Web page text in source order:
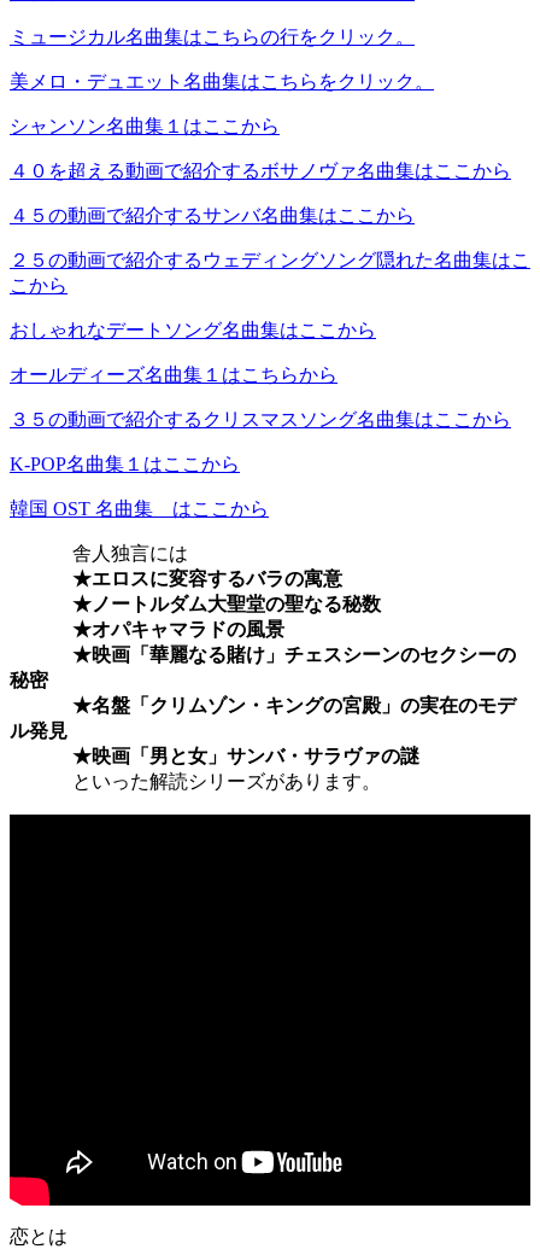
ミュージカル名曲集はこちらの行をクリック。
美メロ・デュエット名曲集はこちらをクリック。
シャンソン名曲集１はここから
４０を超える動画で紹介するボサノヴァ名曲集はここから
４５の動画で紹介するサンバ名曲集はここから
２５の動画で紹介するウェディングソング隠れた名曲集はこ
こから
おしゃれなデートソング名曲集はここから
オールディーズ名曲集１はこちらから
３５の動画で紹介するクリスマスソング名曲集はここから
K-POP名曲集１はここから
韓国 OST 名曲集 はここから
舎人独言には
★エロスに変容するバラの寓意
★ノートルダム大聖堂の聖なる秘数
★オパキャマラドの風景
★映画「華麗なる賭け」チェスシーンのセクシーの
秘密
★名盤「クリムゾン・キングの宮殿」の実在のモデ
ル発見
★映画「男と女」サンバ・サラヴァの謎
といった解読シリーズがあります。
恋とは